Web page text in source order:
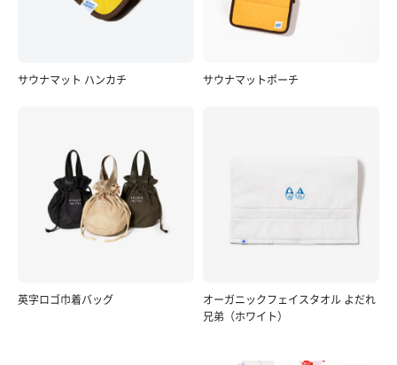
サウナマット ハンカチ サウナマットポーチ
英字ロゴ巾着バッグ
オーガニックフェイスタオル よだれ
兄弟（ホワイト）